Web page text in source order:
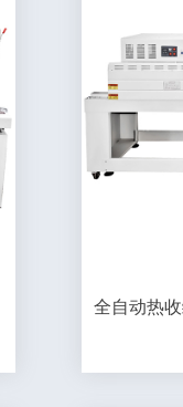
全自动热